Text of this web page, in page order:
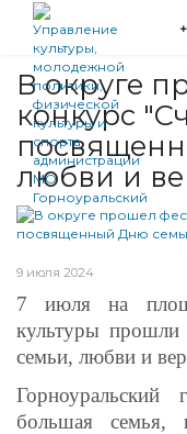
Перейти
основному
содержанию
Вы
здесь
В округе
конкурс
любви и
9 июля 2024
7 июля на
культуры прошли
семьи, любви и
большая